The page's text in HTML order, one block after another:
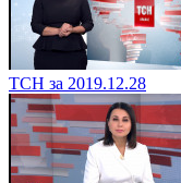
ТСН за 2019.12.28